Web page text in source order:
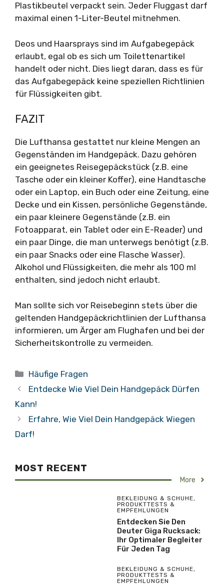
Plastikbeutel verpackt sein. Jeder Fluggast darf
maximal einen 1-Liter-Beutel mitnehmen.
Deos und Haarsprays sind im Aufgabegepäck
erlaubt, egal ob es sich um Toilettenartikel
handelt oder nicht. Dies liegt daran, dass es für
das Aufgabegepäck keine speziellen Richtlinien
für Flüssigkeiten gibt.
FAZIT
Die Lufthansa gestattet nur kleine Mengen an
Gegenständen im Handgepäck. Dazu gehören
ein geeignetes Reisegepäckstück (z.B. eine
Tasche oder ein kleiner Koffer), eine Handtasche
oder ein Laptop, ein Buch oder eine Zeitung, eine
Decke und ein Kissen, persönliche Gegenstände,
ein paar kleinere Gegenstände (z.B. ein
Fotoapparat, ein Tablet oder ein E-Reader) und
ein paar Dinge, die man unterwegs benötigt (z.B.
ein paar Snacks oder eine Flasche Wasser).
Alkohol und Flüssigkeiten, die mehr als 100 ml
enthalten, sind jedoch nicht erlaubt.
Man sollte sich vor Reisebeginn stets über die
geltenden Handgepäckrichtlinien der Lufthansa
informieren, um Ärger am Flughafen und bei der
Sicherheitskontrolle zu vermeiden.
Kategorien
Häufige Fragen
Entdecke Wie Viel Dein Handgepäck Dürfen
Kann!
Erfahre, Wie Viel Dein Handgepäck Wiegen
Darf!
MOST RECENT
More
BEKLEIDUNG & SCHUHE,
PRODUKTTESTS &
EMPFEHLUNGEN
Entdecken Sie Den
Deuter Giga Rucksack:
Ihr Optimaler Begleiter
Für Jeden Tag
BEKLEIDUNG & SCHUHE,
PRODUKTTESTS &
EMPFEHLUNGEN